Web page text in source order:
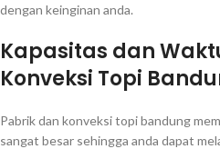
dengan keinginan anda.
Kapasitas dan
Konveksi Topi
Pabrik dan konveksi topi bandung
sangat besar sehingga anda dapat